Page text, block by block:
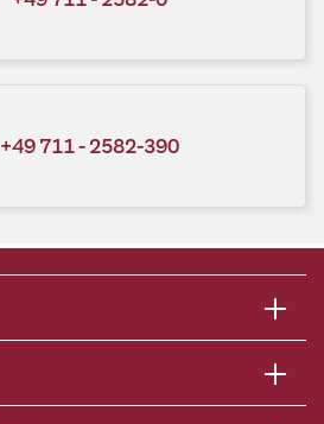
+49 711 - 2582-390